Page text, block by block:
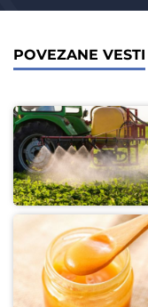
POVEZANE VESTI